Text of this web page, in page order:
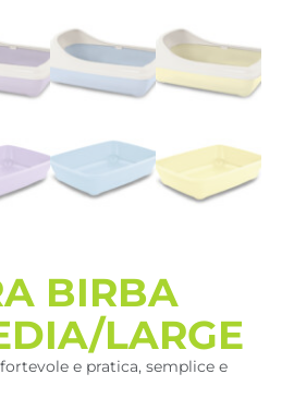
BIRBA
LARGE
e pratica, semplice e